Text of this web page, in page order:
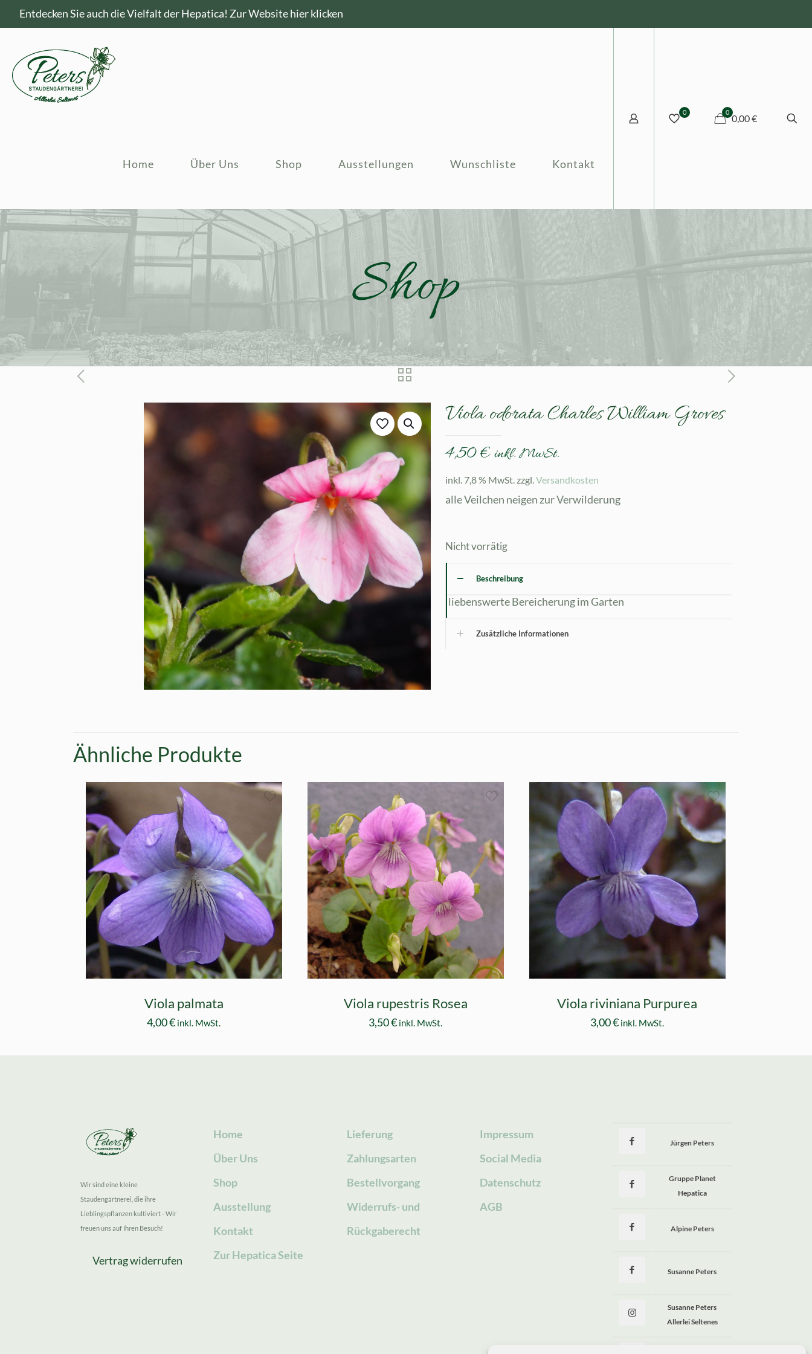
Entdecken Sie auch die Vielfalt der Hepatica! Zur Website hier klicken
Home Über Uns Shop Ausstellungen Wunschliste Kontakt
0 0
0,00 €
Shop
Viola odorata Charles William Groves
4,50€ inkl. MwSt.
inkl. 7,8 % MwSt.zzgl.Versandkosten
alle Veilchen neigen zur Verwilderung
Nicht vorrätig
Beschreibung
liebenswerte Bereicherung im Garten
Zusätzliche Informationen
Ähnliche Produkte
Viola palmata
4,00€ inkl. MwSt.
Viola rupestris Rosea
3,50€ inkl. MwSt.
Viola riviniana Purpurea
3,00€ inkl. MwSt.
Wir sind eine kleine
Staudengärtnerei, die ihre
Lieblingspflanzen kultiviert - Wir
freuen uns auf Ihren Besuch!
Vertrag widerrufen
Home
Über Uns
Shop
Ausstellung
Kontakt
Zur Hepatica Seite
Lieferung
Zahlungsarten
Bestellvorgang
Widerrufs- und
Rückgaberecht
Impressum
Social Media
Datenschutz
AGB
Jürgen Peters
Gruppe Planet
Hepatica
Alpine Peters
Susanne Peters
Susanne Peters
Allerlei Seltenes